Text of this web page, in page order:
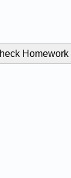
Homework